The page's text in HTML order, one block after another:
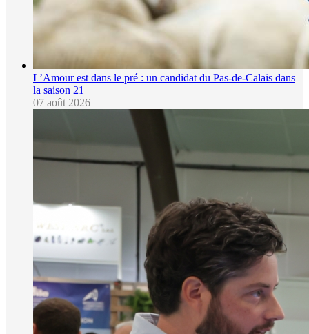
L’Amour est dans le pré : un candidat du Pas-de-Calais dans
la saison 21
07 août 2026